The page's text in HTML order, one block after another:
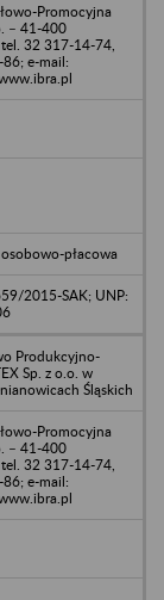
Promocyjna
– 41-400
32 317-14-74,
e-mail:
płacowa
2015-SAK; UNP:
Produkcyjno-
Sp. z o.o. w
Śląskich
Promocyjna
– 41-400
32 317-14-74,
e-mail: